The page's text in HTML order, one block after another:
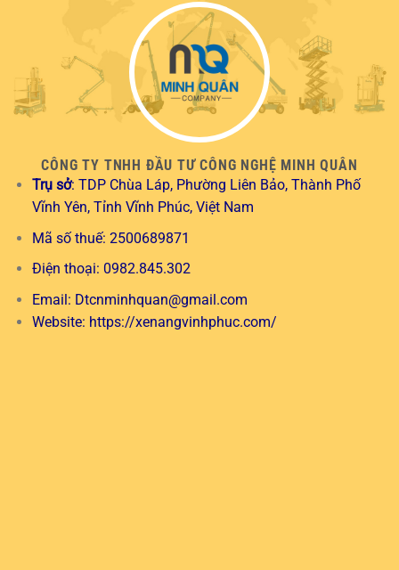
CÔNG TY TNHH ĐẦU TƯ CÔNG NGHỆ MINH QUÂN
Trụ sở: TDP Chùa Láp, Phường Liên Bảo, Thành Phố
Vĩnh Yên, Tỉnh Vĩnh Phúc, Việt Nam
Mã số thuế: 2500689871
Điện thoại: 0982.845.302
Email: Dtcnminhquan@gmail.com
Website: https://xenangvinhphuc.com/